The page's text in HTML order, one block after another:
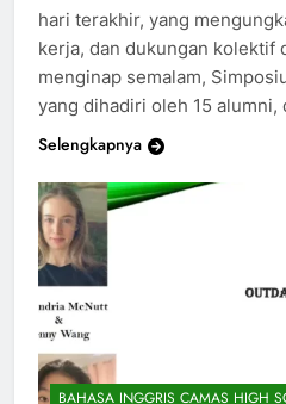
sorotan dari sekitar bulan
hari terakhir, yang
kerja, dan dukungan kolektif
menginap semalam,